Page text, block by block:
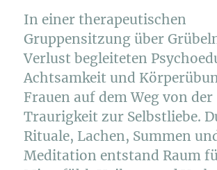
In einer therapeutischen
Gruppensitzung über
Verlust begleiteten
Achtsamkeit und
Frauen auf dem Weg von der
Traurigkeit zur Selbstliebe.
Rituale, Lachen, Summen
Meditation entstand Raum